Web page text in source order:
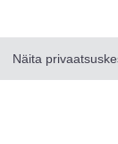
Näita